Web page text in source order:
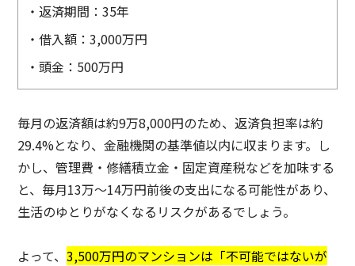
・返済期間：35年
・借入額：3,000万円
・頭金：500万円
毎月の返済額は約9万8,000円のため、返済負担率は約
29.4%となり、金融機関の基準値以内に収まります。し
かし、管理費・修繕積立金・固定資産税などを加味する
と、毎月13万〜14万円前後の支出になる可能性があり、
生活のゆとりがなくなるリスクがあるでしょう。
よって、3,500万円のマンションは「不可能ではないが